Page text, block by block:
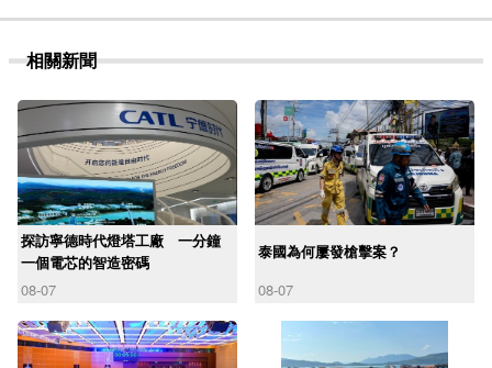
相關新聞
探訪寧德時代燈塔工廠 一分鐘
一個電芯的智造密碼
08-07
泰國為何屢發槍擊案？
08-07